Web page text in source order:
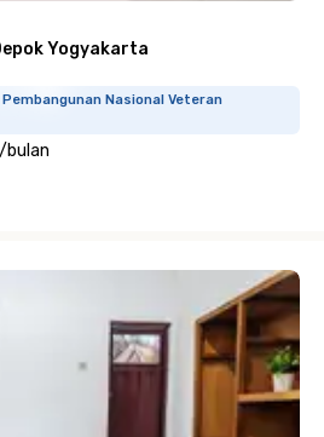
Yogyakarta
Nasional Veteran
/bulan